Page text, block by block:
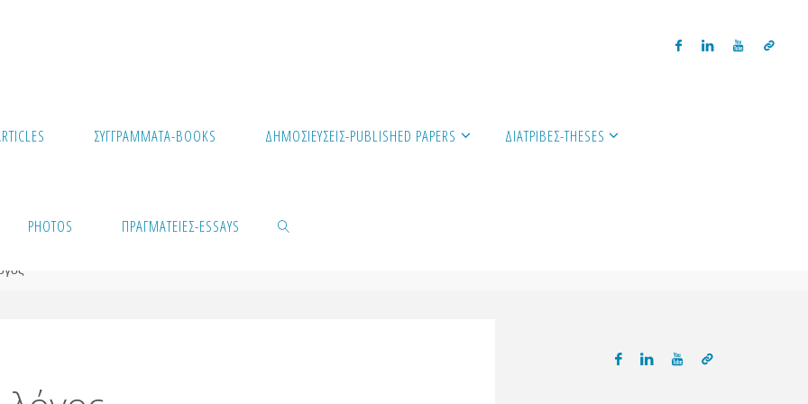
ΣΥΓΓΡΆΜΜΑΤΑ-BOOKS ΔΗΜΟΣΙΕΎΣΕΙΣ-PUBLISHED PAPERS ΔΙΑΤΡΙΒΈΣ-THESES
PHOTOS ΠΡΑΓΜΑΤΕΊΕΣ-ESSAYS